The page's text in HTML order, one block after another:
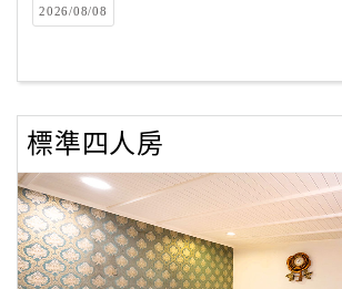
戶
客
服
聯
單
Line
2026/08/08
標準四人房